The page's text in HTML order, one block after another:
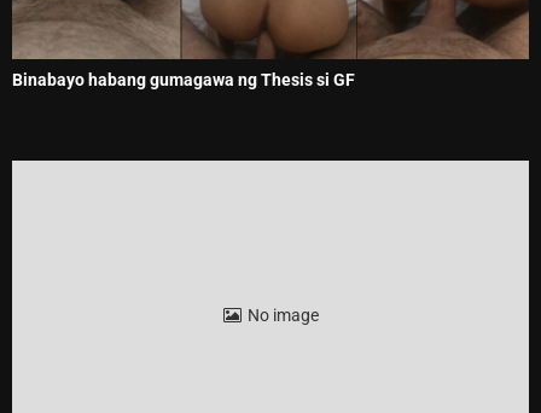
Binabayo habang gumagawa ng Thesis si GF
No image